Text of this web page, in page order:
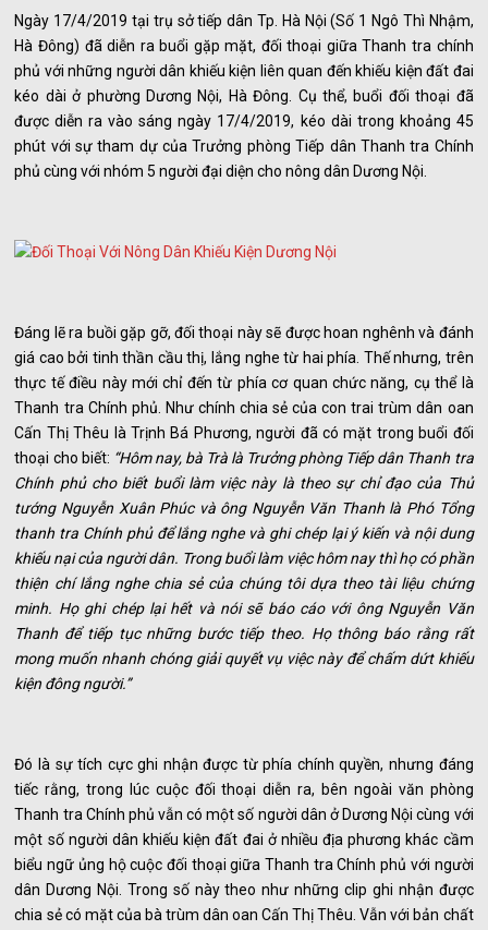
Ngày 17/4/2019 tại trụ sở tiếp dân Tp. Hà Nội (Số 1 Ngô Thì Nhậm,
Hà Đông) đã diễn ra buổi gặp mặt, đối thoại giữa Thanh tra chính
phủ với những người dân khiếu kiện liên quan đến khiếu kiện đất đai
kéo dài ở phường Dương Nội, Hà Đông. Cụ thể, buổi đối thoại đã
được diễn ra vào sáng ngày 17/4/2019, kéo dài trong khoảng 45
phút với sự tham dự của Trưởng phòng Tiếp dân Thanh tra Chính
phủ cùng với nhóm 5 người đại diện cho nông dân Dương Nội.
Đáng lẽ ra buồi gặp gỡ, đối thoại này sẽ được hoan nghênh và đánh
giá cao bởi tinh thần cầu thị, lắng nghe từ hai phía. Thế nhưng, trên
thực tế điều này mới chỉ đến từ phía cơ quan chức năng, cụ thể là
Thanh tra Chính phủ. Như chính chia sẻ của con trai trùm dân oan
Cấn Thị Thêu là Trịnh Bá Phương, người đã có mặt trong buổi đối
thoại cho biết: “Hôm nay, bà Trà là Trưởng phòng Tiếp dân Thanh tra
Chính phủ cho biết buổi làm việc này là theo sự chỉ đạo của Thủ
tướng Nguyễn Xuân Phúc và ông Nguyễn Văn Thanh là Phó Tổng
thanh tra Chính phủ để lắng nghe và ghi chép lại ý kiến và nội dung
khiếu nại của người dân. Trong buổi làm việc hôm nay thì họ có phần
thiện chí lắng nghe chia sẻ của chúng tôi dựa theo tài liệu chứng
minh. Họ ghi chép lại hết và nói sẽ báo cáo với ông Nguyễn Văn
Thanh để tiếp tục những bước tiếp theo. Họ thông báo rằng rất
mong muốn nhanh chóng giải quyết vụ việc này để chấm dứt khiếu
kiện đông người.”
Đó là sự tích cực ghi nhận được từ phía chính quyền, nhưng đáng
tiếc rằng, trong lúc cuộc đối thoại diễn ra, bên ngoài văn phòng
Thanh tra Chính phủ vẫn có một số người dân ở Dương Nội cùng với
một số người dân khiếu kiện đất đai ở nhiều địa phương khác cầm
biểu ngữ ủng hộ cuộc đối thoại giữa Thanh tra Chính phủ với người
dân Dương Nội. Trong số này theo như những clip ghi nhận được
chia sẻ có mặt của bà trùm dân oan Cấn Thị Thêu. Vẫn với bản chất